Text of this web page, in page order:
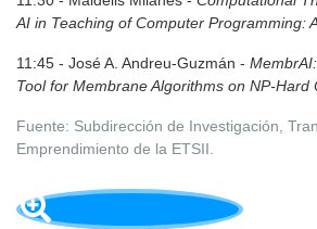
AI in Teaching of Computer Programming:
11:45 - José A. Andreu-Guzmán -
Tool for Membrane Algorithms on NP-Hard
Fuente: Subdirección de Investigación,
Emprendimiento de la ETSII.